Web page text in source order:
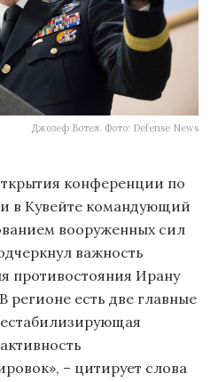
Джозеф Вотел. Фото: Defense News
конференции по
в Кувейте командующий
вооруженных сил
важность
противостояния Ирану
регионе есть две главные
– цитирует слова